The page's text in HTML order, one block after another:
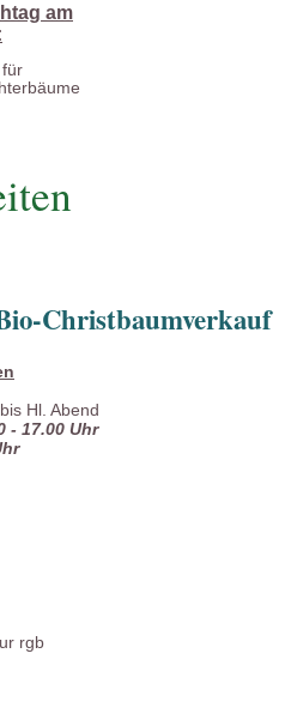
am
Christbaumverkauf
Hl. Abend
- 17.00 Uhr